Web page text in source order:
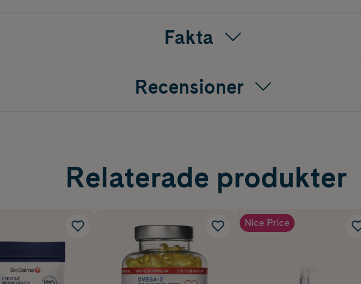
Fakta
Recensioner
Relaterade produkter
Nice Price